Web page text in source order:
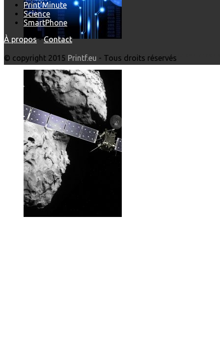
Les dernières photos envoyées par Rosetta avant son crash
Print'Minute
Science
SmartPhone
À propos-Contact
© copyright 2015 Printf.eu - Tous droits réservés